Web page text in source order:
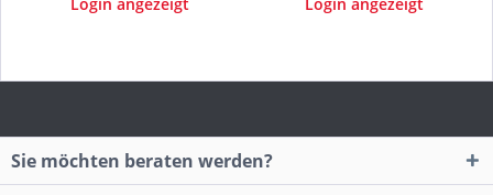
Sie möchten beraten werden?